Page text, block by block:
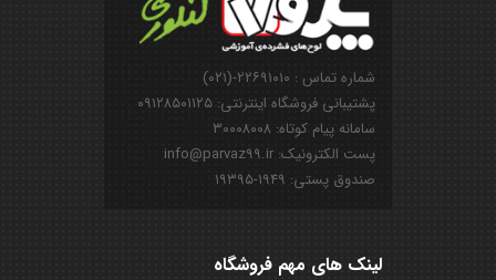
شماره تماس : ۲۲۶۹۱۰۱۰-(۰۲۱)
پشتیبانی فروشگاه اینترنتی: ۰۹۱۲۸۵۰۱۱۲۵
سامانه پیام کوتاه: ۳۰۰۰۸۰۰۸
پست الکترونیک: info@parvaz99.ir
صندوق پستی: ۱۹۴۹-۱۹۳۹۵
لینک های مهم فروشگاه